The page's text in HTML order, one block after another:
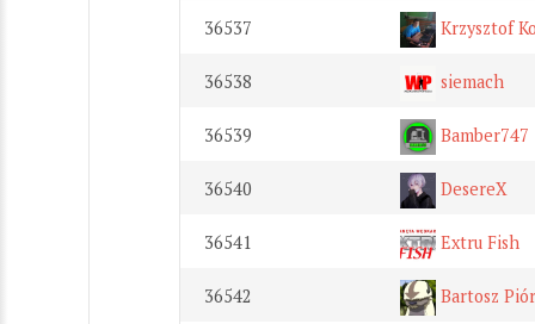
36537 Krzysztof
36538 siemach
36539 Bamber747
36540 DesereX
36541 Extru Fish
36542 Bartosz